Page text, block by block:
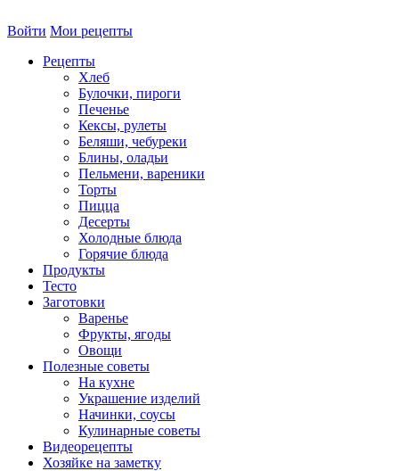
Войти Мои рецепты
Рецепты
Хлеб
Булочки, пироги
Печенье
Кексы, рулеты
Беляши, чебуреки
Блины, оладьи
Пельмени, вареники
Торты
Пицца
Десерты
Холодные блюда
Горячие блюда
Продукты
Тесто
Заготовки
Варенье
Фрукты, ягоды
Овощи
Полезные советы
На кухне
Украшение изделий
Начинки, соусы
Кулинарные советы
Видеорецепты
Хозяйке на заметку